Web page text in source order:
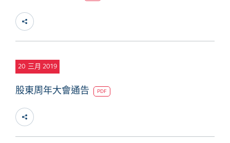
20 三月 2019
股東周年大會通告 PDF